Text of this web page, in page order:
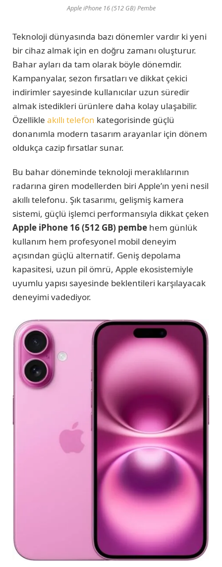
Apple iPhone 16 (512 GB) Pembe
Teknoloji dünyasında bazı dönemler vardır ki yeni
bir cihaz almak için en doğru zamanı oluşturur.
Bahar ayları da tam olarak böyle dönemdir.
Kampanyalar, sezon fırsatları ve dikkat çekici
indirimler sayesinde kullanıcılar uzun süredir
almak istedikleri ürünlere daha kolay ulaşabilir.
Özellikle akıllı telefon kategorisinde güçlü
donanımla modern tasarım arayanlar için dönem
oldukça cazip fırsatlar sunar.
Bu bahar döneminde teknoloji meraklılarının
radarına giren modellerden biri Apple’ın yeni nesil
akıllı telefonu. Şık tasarımı, gelişmiş kamera
sistemi, güçlü işlemci performansıyla dikkat çeken
Apple iPhone 16 (512 GB) pembe hem günlük
kullanım hem profesyonel mobil deneyim
açısından güçlü alternatif. Geniş depolama
kapasitesi, uzun pil ömrü, Apple ekosistemiyle
uyumlu yapısı sayesinde beklentileri karşılayacak
deneyimi vadediyor.